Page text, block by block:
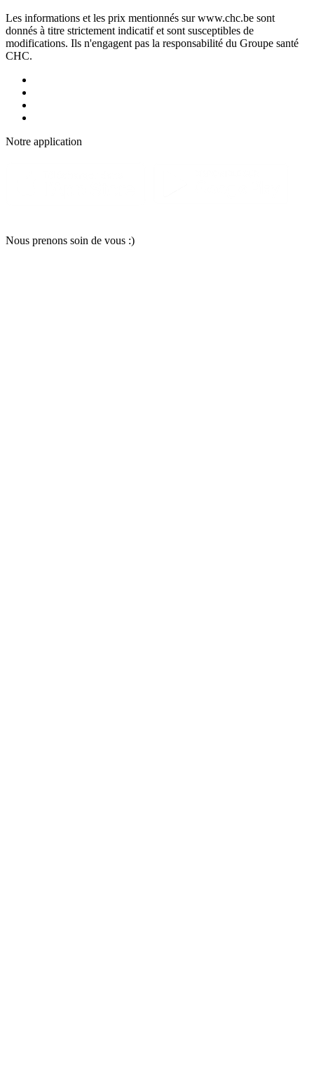
Les informations et les prix mentionnés sur www.chc.be sont
donnés à titre strictement indicatif et sont susceptibles de
modifications. Ils n'engagent pas la responsabilité du Groupe santé
CHC.
Notre application
Nous prenons soin de vous :)